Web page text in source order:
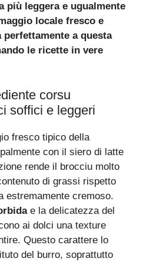
più leggera e ugualmente
locale fresco e
a questa
le ricette in vere
corsu
soffici e leggeri
fresco tipico della
con il siero di latte
rende il brocciu molto
di grassi rispetto
estremamente cremoso.
e la delicatezza del
ai dolci una texture
Questo carattere lo
del burro, soprattutto